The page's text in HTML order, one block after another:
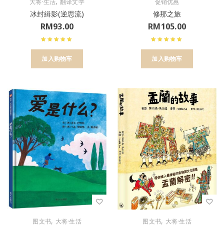
冰封緝影(逆思流)
RM93.00
加入购物车
修那之旅
RM105.00
加入购物车
图文书, 大将·生活 图文书, 大将·生活